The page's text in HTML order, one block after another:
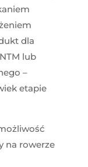
dla
lub
–
etapie
na rowerze